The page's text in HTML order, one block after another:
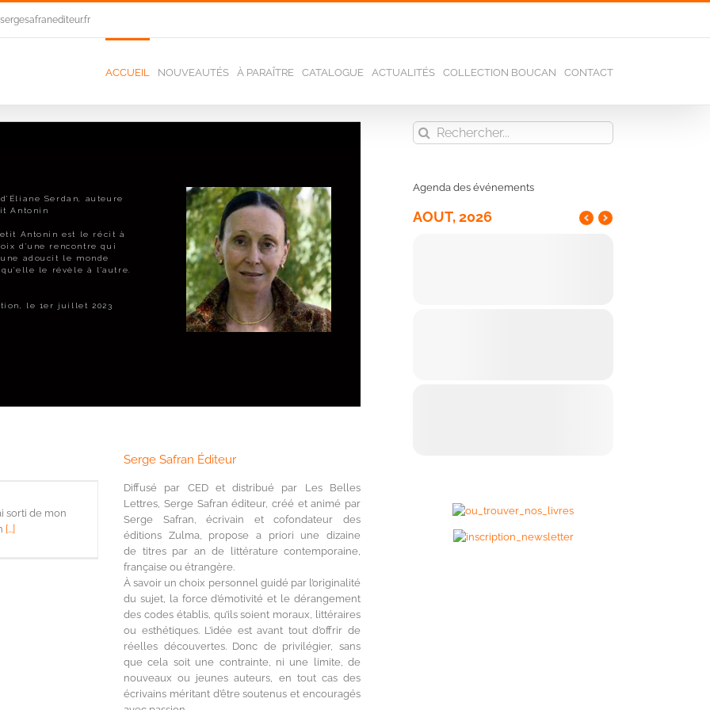
ACCUEIL NOUVEAUTÉS À PARAÎTRE CATALOGUE ACTUALITÉS COLLECTION BOUCAN CONTACT
d’Éliane Serdan, auteure
Antonin
Antonin est le récit à
d’une rencontre qui
adoucit le monde
le révèle à l’autre.
le 1er juillet 2023
sorti de mon
[...]
Serge Safran Éditeur
Diffusé par CED et distribué par Les Belles
Lettres, Serge Safran éditeur, créé et animé par
Serge Safran, écrivain et cofondateur des
éditions Zulma, propose a priori une dizaine
de titres par an de littérature contemporaine,
française ou étrangère.
À savoir un choix personnel guidé par l’originalité
du sujet, la force d’émotivité et le dérangement
des codes établis, qu’ils soient moraux, littéraires
ou esthétiques. L’idée est avant tout d’offrir de
réelles découvertes. Donc de privilégier, sans
que cela soit une contrainte, ni une limite, de
nouveaux ou jeunes auteurs, en tout cas des
écrivains méritant d’être soutenus et encouragés
Rechercher:
Agenda des événements
AOUT, 2026